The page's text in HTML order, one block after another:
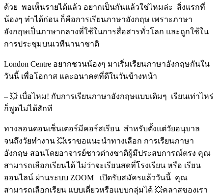
ด้วย พอเห็นรายได้แล้ว อยากเป็นกันแล้วใช่ไหมล่ะ สิ่งแรกที่
น้องๆ ทำได้ก่อน ก็คือการเรียนภาษาอังกฤษ เพราะภาษา
อังกฤษเป็นภาษากลางที่ใช้ในการสื่อสารทั่วโลก และถูกใช้ใน
การประชุมบนเวทีนานาชาติ
London Centre อยากชวนน้องๆ มาเริ่มเรียนภาษาอังกฤษกันใน
วันนี้ เพื่อโอกาส และอนาคตที่ดีในวันข้างหน้า
– 💥 เบื่อไหม! กับการเรียนภาษาอังกฤษแบบเดิมๆ เรียนเท่าไหร่
ก็พูดไม่ได้สักที
ทางลอนดอนเซ็นเตอร์มีคอร์สเรียน สำหรับตั้งแต่วัยอนุบาล
จนถึงวัยทำงาน 💥เราขอแนะนำทางเลือก การเรียนภาษา
อังกฤษ สอนโดยอาจารย์ชาวต่างชาติผู้มีประสบการณ์ตรง คุณ
สามารถเลือกเรียนได้ ไม่ว่าจะเรียนสดที่โรงเรียน หรือ เรียน
ออนไลน์ ผ่านระบบ ZOOM เปิดรับสมัครแล้ววันนี้ คุณ
สามารถเลือกเรียน แบบเดี่ยวหรือแบบกลุ่มได้ 💥คลาสของเรา